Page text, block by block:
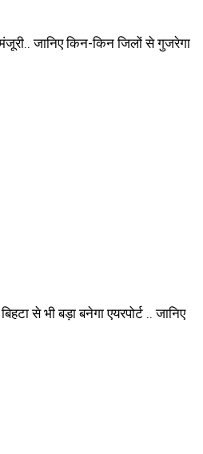
जानिए किन-किन जिलों से गुजरेगा
से भी बड़ा बनेगा एयरपोर्ट .. जानिए